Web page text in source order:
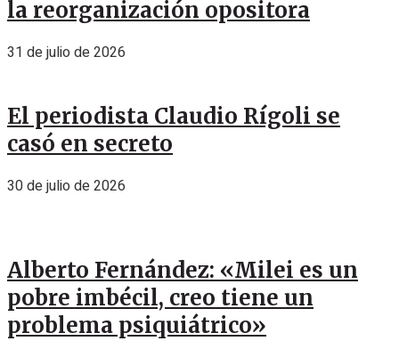
la reorganización opositora
31 de julio de 2026
El periodista Claudio Rígoli se
casó en secreto
30 de julio de 2026
Alberto Fernández: «Milei es un
pobre imbécil, creo tiene un
problema psiquiátrico»